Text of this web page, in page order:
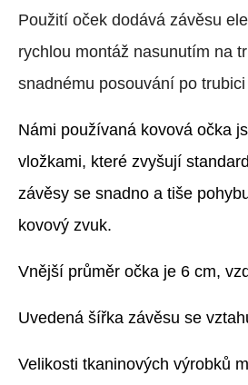
Použití oček dodává závěsu
rychlou montáž nasunutím na
snadnému posouvání po
Námi používaná kovová očka
vložkami, které zvyšují
závěsy se snadno a tiše
kovový zvuk.
Vnější průměr očka je 6 cm,
Uvedená šířka závěsu se
Velikosti tkaninových výrobků